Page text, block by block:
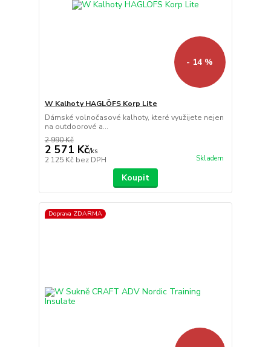
- 14 %
W Kalhoty HAGLÖFS Korp Lite
Dámské volnočasové kalhoty, které využijete nejen
na outdoorové a...
2 990 Kč
2 571 Kč/ks
2 125 Kč bez DPH Skladem
Koupit
Doprava ZDARMA